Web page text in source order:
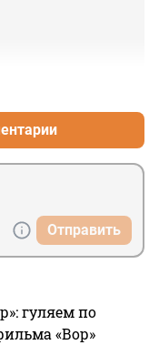
Отправить
гуляем по
«Вор»